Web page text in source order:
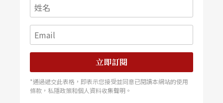
立即訂閱
*通過遞交此表格，即表示您接受並同意已閱讀本網站的使用
條款，私隱政策和個人資料收集聲明。